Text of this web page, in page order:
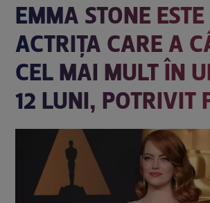
EMMA STONE ESTE
ACTRIȚA CARE A
CEL MAI MULT ÎN
12 LUNI, POTRIVIT